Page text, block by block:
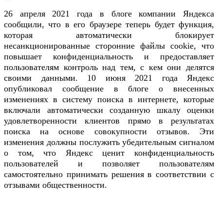
26 апреля 2021 года в блоге компании Яндекса
сообщили, что в его браузере теперь будет функция,
которая автоматически блокирует
несанкционированные сторонние файлы cookie, что
повышает конфиденциальность и предоставляет
пользователям контроль над тем, с кем они делятся
своими данными. 10 июня 2021 года Яндекс
опубликовал сообщение в блоге о внесенных
изменениях в систему поиска в интернете, которые
включали автоматически созданную шкалу оценки
удовлетворенности клиентов прямо в результатах
поиска на основе совокупности отзывов. Эти
изменения должны послужить убедительным сигналом
о том, что Яндекс ценит конфиденциальность
пользователей и позволяет пользователям
самостоятельно принимать решения в соответствии с
отзывами общественности.